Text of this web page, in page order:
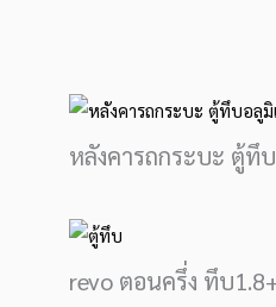
หลังคารถกระบะ ตู้ทึ
revo ตอนครึ่ง ทึบ